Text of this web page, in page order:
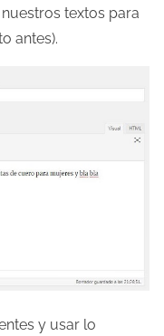
textos para
antes).
y usar lo